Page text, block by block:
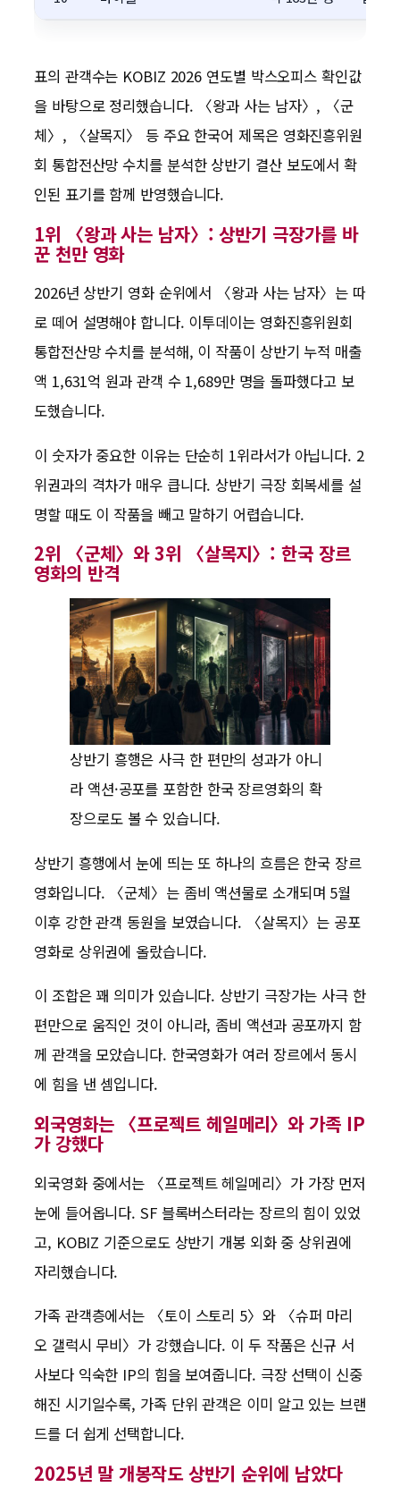
표의 관객수는 KOBIZ 2026 연도별 박스오피스 확인값
을 바탕으로 정리했습니다. 〈왕과 사는 남자〉, 〈군
체〉, 〈살목지〉 등 주요 한국어 제목은 영화진흥위원
회 통합전산망 수치를 분석한 상반기 결산 보도에서 확
인된 표기를 함께 반영했습니다.
1위 〈왕과 사는 남자〉: 상반기 극장가를 바
꾼 천만 영화
2026년 상반기 영화 순위에서 〈왕과 사는 남자〉는 따
로 떼어 설명해야 합니다. 이투데이는 영화진흥위원회
통합전산망 수치를 분석해, 이 작품이 상반기 누적 매출
액 1,631억 원과 관객 수 1,689만 명을 돌파했다고 보
도했습니다.
이 숫자가 중요한 이유는 단순히 1위라서가 아닙니다. 2
위권과의 격차가 매우 큽니다. 상반기 극장 회복세를 설
명할 때도 이 작품을 빼고 말하기 어렵습니다.
2위 〈군체〉와 3위 〈살목지〉: 한국 장르
영화의 반격
상반기 흥행은 사극 한 편만의 성과가 아니
라 액션·공포를 포함한 한국 장르영화의 확
장으로도 볼 수 있습니다.
상반기 흥행에서 눈에 띄는 또 하나의 흐름은 한국 장르
영화입니다. 〈군체〉는 좀비 액션물로 소개되며 5월
이후 강한 관객 동원을 보였습니다. 〈살목지〉는 공포
영화로 상위권에 올랐습니다.
이 조합은 꽤 의미가 있습니다. 상반기 극장가는 사극 한
편만으로 움직인 것이 아니라, 좀비 액션과 공포까지 함
께 관객을 모았습니다. 한국영화가 여러 장르에서 동시
에 힘을 낸 셈입니다.
외국영화는 〈프로젝트 헤일메리〉와 가족 IP
가 강했다
외국영화 중에서는 〈프로젝트 헤일메리〉가 가장 먼저
눈에 들어옵니다. SF 블록버스터라는 장르의 힘이 있었
고, KOBIZ 기준으로도 상반기 개봉 외화 중 상위권에
자리했습니다.
가족 관객층에서는 〈토이 스토리 5〉와 〈슈퍼 마리
오 갤럭시 무비〉가 강했습니다. 이 두 작품은 신규 서
사보다 익숙한 IP의 힘을 보여줍니다. 극장 선택이 신중
해진 시기일수록, 가족 단위 관객은 이미 알고 있는 브랜
드를 더 쉽게 선택합니다.
2025년 말 개봉작도 상반기 순위에 남았다